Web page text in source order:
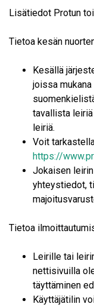
Lisätiedot Protun
Tietoa kesän
Kesällä
joissa
tavallista
leiriä.
Voit
https://
Jokaisen
yhteystiedot,
Tietoa
Leirille tai
nettisivuilla
täyttäminen
Käyttäjätilin